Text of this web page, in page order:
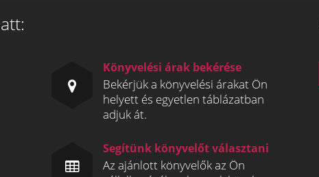
Könyvelési árak bekérése
Bekérjük a könyvelési árakat Ön
helyett és egyetlen táblázatban
adjuk át.
Segítünk könyvelőt választani
Az ajánlott könyvelők az Ön